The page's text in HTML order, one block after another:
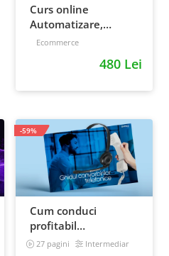
Curs online
Automatizare,
scalare si loializare:
strategia de business
Ecommerce
480 Lei
Cum conduci
profitabil
convorbirile
27 pagini Intermediar
-59%